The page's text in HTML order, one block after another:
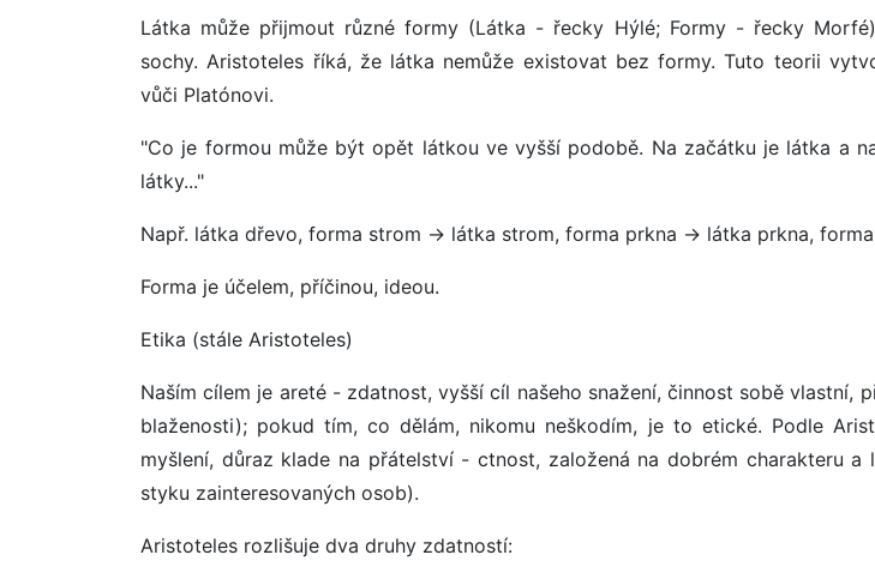
Látka může přijmout různé formy (Látka - řecky Hýlé; Formy - řecky
sochy. Aristoteles říká, že látka nemůže existovat bez formy. Tuto teorii
vůči Platónovi.
"Co je formou může být opět látkou ve vyšší podobě. Na začátku je látka a
látky..."
Např. látka dřevo, forma strom -> látka strom, forma prkna -> látka prkna,
Forma je účelem, příčinou, ideou.
Etika (stále Aristoteles)
Naším cílem je areté - zdatnost, vyšší cíl našeho snažení, činnost sobě vlastní,
blaženosti); pokud tím, co dělám, nikomu neškodím, je to etické. Podle
myšlení, důraz klade na přátelství - ctnost, založená na dobrém charakteru a
styku zainteresovaných osob).
Aristoteles rozlišuje dva druhy zdatností: